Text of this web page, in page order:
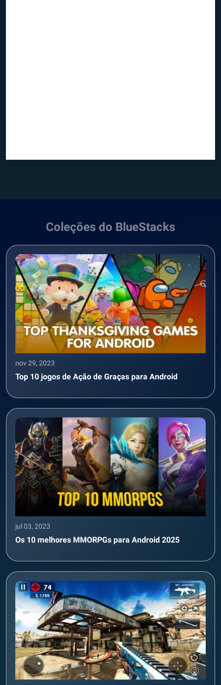
Coleções do BlueStacks
nov 29, 2023
Top 10 jogos de Ação de Graças para Android
jul 03, 2023
Os 10 melhores MMORPGs para Android 2025